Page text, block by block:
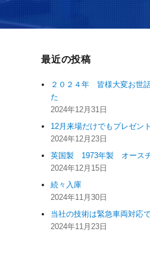
最近の投稿
２０２４年 皆様大変お世
た
2024年12月31日
12月来場だけでもプレゼン
2024年12月23日
英国製 1973年製 オース
2024年12月15日
続々入庫
2024年11月30日
当社の技術は緊急車両対応
2024年11月23日